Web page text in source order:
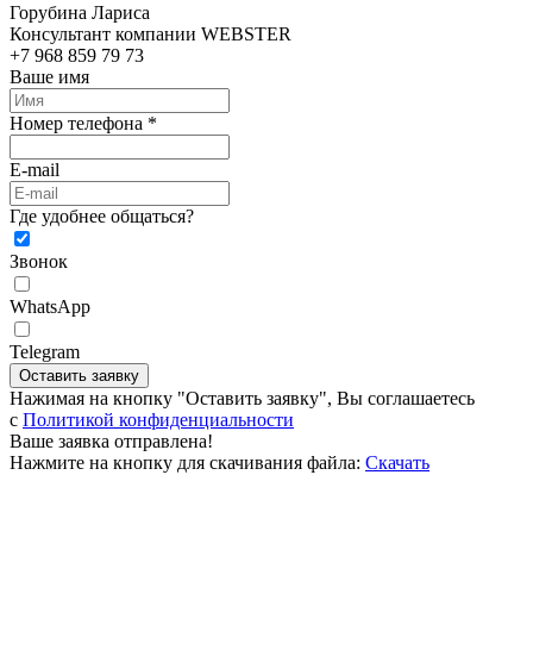
Горубина Лариса
Консультант компании WEBSTER
+7 968 859 79 73
Ваше имя
Номер телефона *
E-mail
Где удобнее общаться?
Звонок
WhatsApp
Telegram
Оставить заявку
Нажимая на кнопку "Оставить заявку", Вы соглашаетесь
c Политикой конфиденциальности
Ваше заявка отправлена!
Нажмите на кнопку для скачивания файла: Скачать